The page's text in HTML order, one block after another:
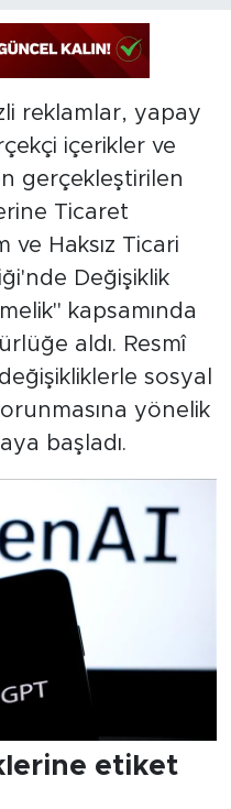
reklamlar, yapay
içerikler ve
gerçekleştirilen
Ticaret
ve Haksız Ticari
Değişiklik
kapsamında
aldı. Resmî
sosyal
yönelik
başladı.
etiket